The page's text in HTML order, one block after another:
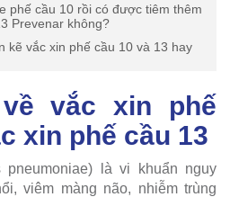
phế cầu 10 rồi có được tiêm thêm
Prevenar không?
kẽ vắc xin phế cầu 10 và 13 hay
vắc xin phế
xin phế cầu 13
pneumoniae) là vi khuẩn nguy
viêm màng não, nhiễm trùng